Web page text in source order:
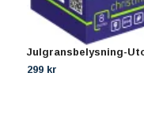
Julgransbelysning-
299 kr